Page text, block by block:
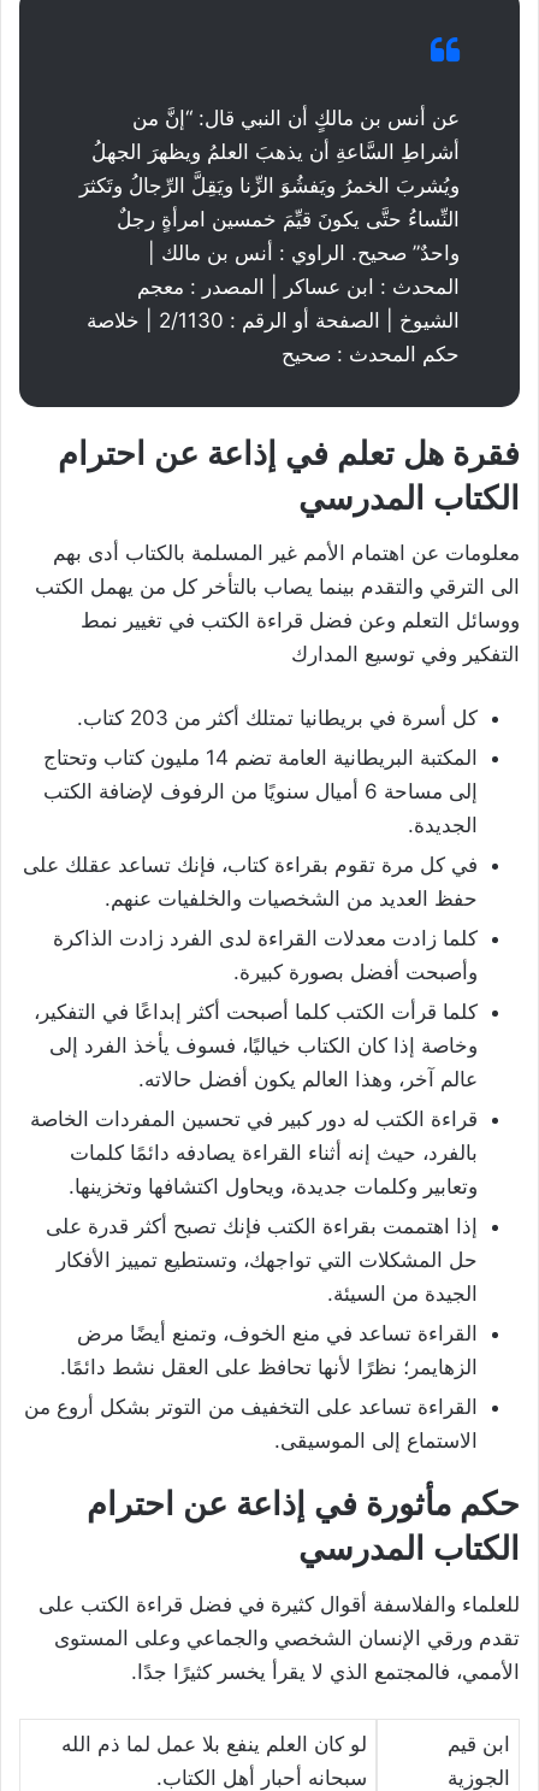
عن أنس بن مالكٍ أن النبي قال: “إنَّ من
أشراطِ السَّاعةِ أن يذهبَ العلمُ ويظهرَ الجهلُ
ويُشربَ الخمرُ ويَفشُوَ الزِّنا ويَقِلَّ الرِّجالُ وتَكثرَ
النِّساءُ حتَّى يكونَ قيِّمَ خمسين امرأةٍ رجلٌ
واحدٌ” صحيح. الراوي : أنس بن مالك |
المحدث : ابن عساكر | المصدر : معجم
الشيوخ | الصفحة أو الرقم : 2/1130 | خلاصة
حكم المحدث : صحيح
فقرة هل تعلم في إذاعة عن احترام
الكتاب المدرسي
معلومات عن اهتمام الأمم غير المسلمة بالكتاب أدى بهم
الى الترقي والتقدم بينما يصاب بالتأخر كل من يهمل الكتب
ووسائل التعلم وعن فضل قراءة الكتب في تغيير نمط
التفكير وفي توسيع المدارك
كل أسرة في بريطانيا تمتلك أكثر من 203 كتاب.
المكتبة البريطانية العامة تضم 14 مليون كتاب وتحتاج
إلى مساحة 6 أميال سنويًا من الرفوف لإضافة الكتب
الجديدة.
في كل مرة تقوم بقراءة كتاب، فإنك تساعد عقلك على
حفظ العديد من الشخصيات والخلفيات عنهم.
كلما زادت معدلات القراءة لدى الفرد زادت الذاكرة
وأصبحت أفضل بصورة كبيرة.
كلما قرأت الكتب كلما أصبحت أكثر إبداعًا في التفكير،
وخاصة إذا كان الكتاب خياليًا، فسوف يأخذ الفرد إلى
عالم آخر، وهذا العالم يكون أفضل حالاته.
قراءة الكتب له دور كبير في تحسين المفردات الخاصة
بالفرد، حيث إنه أثناء القراءة يصادفه دائمًا كلمات
وتعابير وكلمات جديدة، ويحاول اكتشافها وتخزينها.
إذا اهتممت بقراءة الكتب فإنك تصبح أكثر قدرة على
حل المشكلات التي تواجهك، وتستطيع تمييز الأفكار
الجيدة من السيئة.
القراءة تساعد في منع الخوف، وتمنع أيضًا مرض
الزهايمر؛ نظرًا لأنها تحافظ على العقل نشط دائمًا.
القراءة تساعد على التخفيف من التوتر بشكل أروع من
الاستماع إلى الموسيقى.
حكم مأثورة في إذاعة عن احترام
الكتاب المدرسي
للعلماء والفلاسفة أقوال كثيرة في فضل قراءة الكتب على
تقدم ورقي الإنسان الشخصي والجماعي وعلى المستوى
الأممي، فالمجتمع الذي لا يقرأ يخسر كثيرًا جدًا.
ابن قيم
الجوزية
لو كان العلم ينفع بلا عمل لما ذم الله
سبحانه أحبار أهل الكتاب.